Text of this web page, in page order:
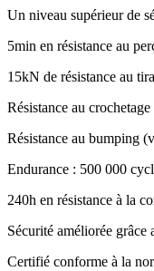
Un niveau supérieur de
5min en résistance au
15kN de résistance au
Résistance au crochetage
Résistance au bumping
Endurance : 500 000
240h en résistance à la
Sécurité améliorée
Certifié conforme à la